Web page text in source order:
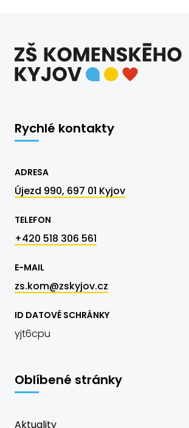
Rychlé kontakty
ADRESA
Újezd 990, 697 01 Kyjov
TELEFON
+420 518 306 561
E-MAIL
zs.kom@zskyjov.cz
ID DATOVÉ SCHRÁNKY
yjt6cpu
Oblíbené stránky
Aktuality